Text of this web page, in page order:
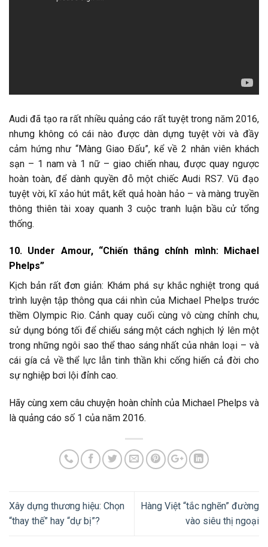
Audi đã tạo ra rất nhiều quảng cáo rất tuyệt trong năm 2016,
nhưng không có cái nào được dàn dựng tuyệt vời và đầy
cảm hứng như “Màng Giao Đấu”, kể về 2 nhân viên khách
sạn – 1 nam và 1 nữ – giao chiến nhau, được quay ngược
hoàn toàn, để dành quyền đỗ một chiếc Audi RS7. Vũ đạo
tuyệt vời, kĩ xảo hút mắt, kết quả hoàn hảo – và màng truyền
thông thiên tài xoay quanh 3 cuộc tranh luận bầu cử tổng
thống.
10. Under Amour, “Chiến thắng chính mình: Michael
Phelps”
Kịch bản rất đơn giản: Khám phá sự khắc nghiệt trong quá
trình luyện tập thông qua cái nhìn của Michael Phelps trước
thềm Olympic Rio. Cảnh quay cuối cùng vô cùng chỉnh chu,
sử dụng bóng tối để chiếu sáng một cách nghịch lý lên một
trong những ngôi sao thể thao sáng nhất của nhân loại – và
cái gía cả về thể lực lẫn tinh thần khi cống hiến cả đời cho
sự nghiệp bơi lội đỉnh cao.
Hãy cùng xem câu chuyện hoàn chỉnh của Michael Phelps và
là quảng cáo số 1 của năm 2016.
Xây dựng thương hiệu: Chọn
“thay thế” hay “dự bị”?
Hàng Việt “tắc nghẽn” đường
vào siêu thị ngoại